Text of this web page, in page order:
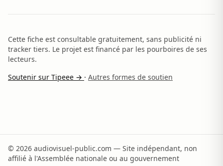
Cette fiche est consultable gratuitement, sans publicité ni
tracker tiers. Le projet est financé par les pourboires de ses
lecteurs.
Soutenir sur Tipeee → · Autres formes de soutien
© 2026 audiovisuel-public.com — Site indépendant, non
affilié à l'Assemblée nationale ou au gouvernement